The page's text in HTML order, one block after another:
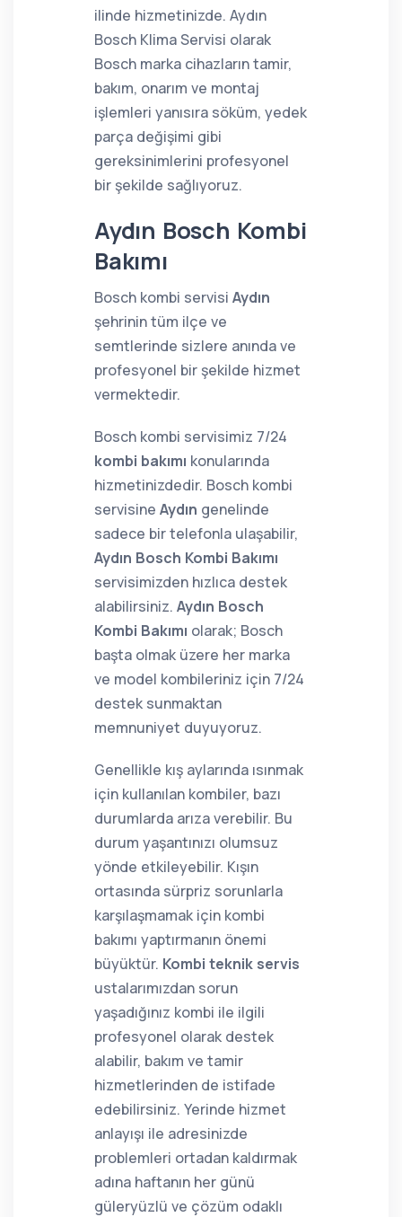
ilinde hizmetinizde. Aydın
Bosch Klima Servisi olarak
Bosch marka cihazların tamir,
bakım, onarım ve montaj
işlemleri yanısıra söküm, yedek
parça değişimi gibi
gereksinimlerini profesyonel
bir şekilde sağlıyoruz.
Aydın Bosch Kombi
Bakımı
Bosch kombi servisi Aydın
şehrinin tüm ilçe ve
semtlerinde sizlere anında ve
profesyonel bir şekilde hizmet
vermektedir.
Bosch kombi servisimiz 7/24
kombi bakımı konularında
hizmetinizdedir. Bosch kombi
servisine Aydın genelinde
sadece bir telefonla ulaşabilir,
Aydın Bosch Kombi Bakımı
servisimizden hızlıca destek
alabilirsiniz. Aydın Bosch
Kombi Bakımı olarak; Bosch
başta olmak üzere her marka
ve model kombileriniz için 7/24
destek sunmaktan
memnuniyet duyuyoruz.
Genellikle kış aylarında ısınmak
için kullanılan kombiler, bazı
durumlarda arıza verebilir. Bu
durum yaşantınızı olumsuz
yönde etkileyebilir. Kışın
ortasında sürpriz sorunlarla
karşılaşmamak için kombi
bakımı yaptırmanın önemi
büyüktür. Kombi teknik servis
ustalarımızdan sorun
yaşadığınız kombi ile ilgili
profesyonel olarak destek
alabilir, bakım ve tamir
hizmetlerinden de istifade
edebilirsiniz. Yerinde hizmet
anlayışı ile adresinizde
problemleri ortadan kaldırmak
adına haftanın her günü
güleryüzlü ve çözüm odaklı